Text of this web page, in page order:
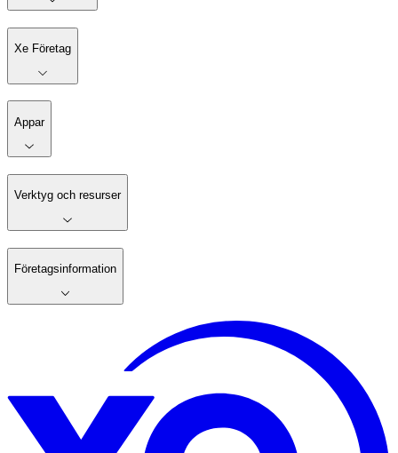
Xe Företag
Appar
Verktyg och resurser
Företagsinformation